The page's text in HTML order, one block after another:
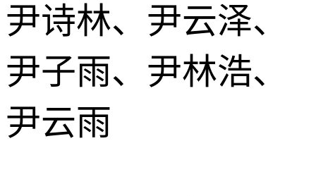
尹诗林、尹云泽、
尹子雨、尹林浩、
尹云雨